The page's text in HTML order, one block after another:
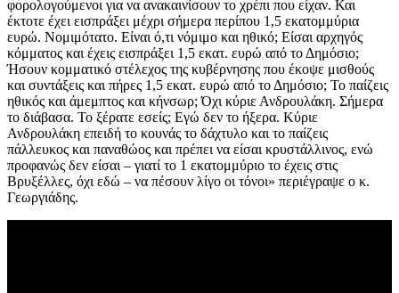
φορολογούμενοι για να ανακαινίσουν το χρέπι που είχαν. Και
έκτοτε έχει εισπράξει μέχρι σήμερα περίπου 1,5 εκατομμύρια
ευρώ. Νομιμότατο. Είναι ό,τι νόμιμο και ηθικό; Είσαι αρχηγός
κόμματος και έχεις εισπράξει 1,5 εκατ. ευρώ από το Δημόσιο;
Ήσουν κομματικό στέλεχος της κυβέρνησης που έκοψε μισθούς
και συντάξεις και πήρες 1,5 εκατ. ευρώ από το Δημόσιο; Το παίζεις
ηθικός και άμεμπτος και κήνσωρ; Όχι κύριε Ανδρουλάκη. Σήμερα
το διάβασα. Το ξέρατε εσείς; Εγώ δεν το ήξερα. Κύριε
Ανδρουλάκη επειδή το κουνάς το δάχτυλο και το παίζεις
πάλλευκος και παναθώος και πρέπει να είσαι κρυστάλλινος, ενώ
προφανώς δεν είσαι – γιατί το 1 εκατομμύριο το έχεις στις
Βρυξέλλες, όχι εδώ – να πέσουν λίγο οι τόνοι» περιέγραψε ο κ.
Γεωργιάδης.